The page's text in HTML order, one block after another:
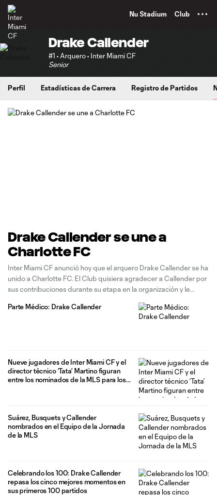
Nu Stadium Club
Drake Callender
#1 • Arquero • Inter Miami CF
Senior
Perfil Estadísticas de Carrera Registro de Partidos
Drake Callender se une a
Charlotte FC
Inter Miami CF anunció hoy que el arquero Drake Callender se ha
unido a Charlotte FC. El Club quisiera agradecer a Callender por
sus contribuciones durante su etapa en la organización y le
Sacramento, Ca., se marcha
Parte Médico: Drake Callender
Nueve jugadores de Inter Miami CF y el
director técnico ‘Tata’ Martino figuran
entre los nominados de la MLS para los
Suárez, Busquets y Callender
nombrados en el Equipo de la Jornada
de la MLS
Celebrando los 100: Drake Callender
repasa los cinco mejores momentos en
sus primeros 100 partidos